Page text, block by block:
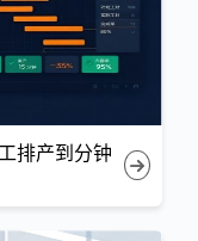
排产到分钟